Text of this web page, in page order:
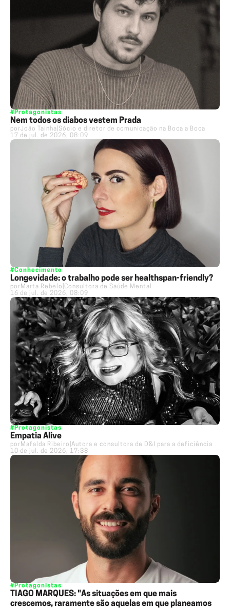
#Protagonistas
Nem todos os diabos vestem Prada
porJoão Tainha Sócio e diretor de comunicação na Boca a Boca
17 de jul. de 2026, 08:09
#Conhecimento
Longevidade: o trabalho pode ser healthspan-friendly?
por Marta Rebelo Consultora de Saúde Mental
16 de jul. de 2026, 08:09
#Protagonistas
Empatia Alive
por Mafalda Ribeiro Autora e consultora de D&I para a deficiência
10 de jul. de 2026, 17:38
#Protagonistas
TIAGO MARQUES: "As situações em que mais
crescemos, raramente são aquelas em que planeamos